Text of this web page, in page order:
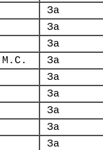
За
За
За
М.С.
За
За
За
За
За
За